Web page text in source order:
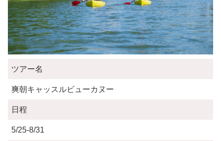
ツアー名
爽朝キャッスルビューカヌー
日程
5/25-8/31